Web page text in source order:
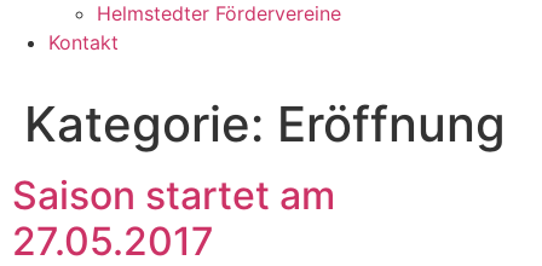
Helmstedter Fördervereine
Kontakt
Kategorie: Eröffnung
Saison startet am
27.05.2017